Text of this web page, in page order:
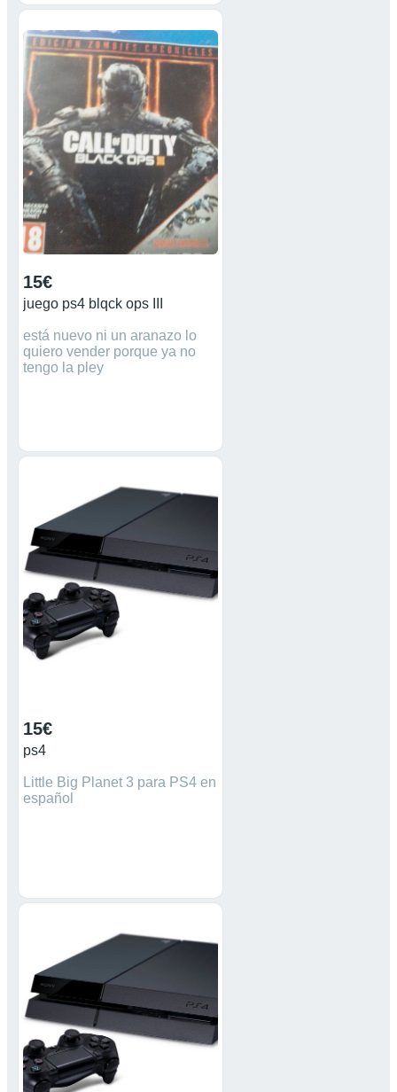
disponible ✅ Más anuncios de
consolas retro en mi perfil.
Máquina consolas
videojuegos Nintendo Super
Nintendo SNES nintendo 64
nes nasa ds lite juegos
gameboy advance Playstation
Ps1 PsX Ps2 Ps3 Ps4 game
boy poket gameboycolor
XBOX360 PSP Sega
Megadrive Atari 2600
15€
juego ps4 blqck ops III
está nuevo ni un aranazo lo
quiero vender porque ya no
tengo la pley
15€
ps4
Little Big Planet 3 para PS4 en
español